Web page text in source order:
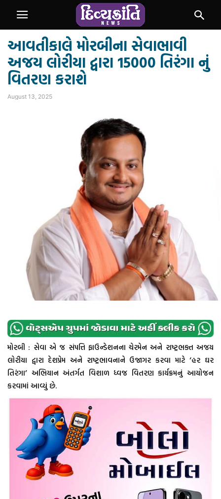
આવતીકાલે મોરબીના સેવાભાવી
અજય લોરીયા દ્વારા 15000 તિરંગા નું
વિતરણ કરાશે
August 13, 2025
મોરબી : સેવા એ જ સંપત્તિ ફાઉન્ડેશનના ચેરમેન અને રાષ્ટ્રભક્ત અજય
લોરીયા દ્વારા દેશપ્રેમ અને રાષ્ટ્રભાવનાને ઉજાગર કરવા માટે ‘હર ઘર
તિરંગા’ અભિયાન અંતર્ગત વિશાળ ધ્વજ વિતરણ કાર્યક્રમનું આયોજન
કરવામાં આવ્યું છે.